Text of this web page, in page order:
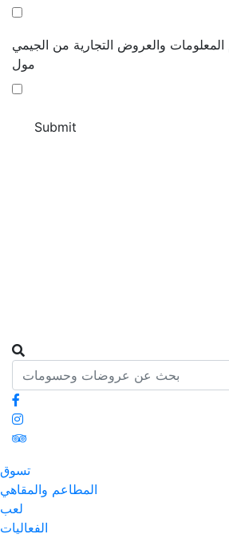
والعروض التجارية من الجيمي
مول
تسوق
المطاعم والمقاهي
لعب
الفعاليات